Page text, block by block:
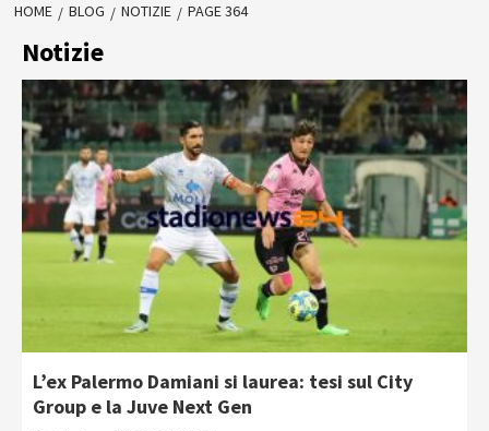
HOME BLOG NOTIZIE PAGE 364
Notizie
L’ex Palermo Damiani si laurea: tesi sul City
Group e la Juve Next Gen